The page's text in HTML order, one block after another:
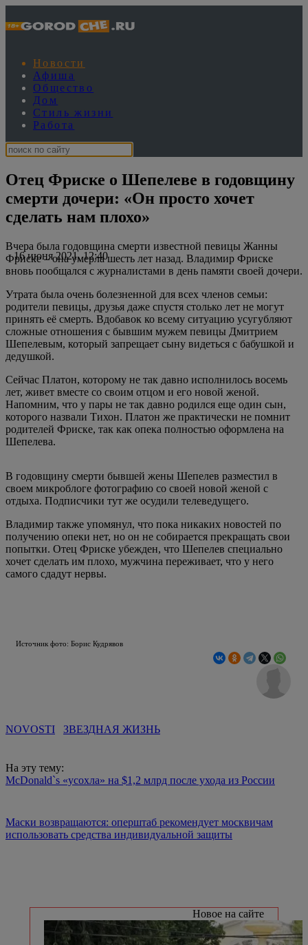
Новости
Афиша
Общество
Дом
Стиль жизни
Работа
Отец Фриске о Шепелеве в годовщину
смерти дочери: «Он просто хочет
сделать нам плохо»
16 июня 2021, 12:40
Вчера была годовщина смерти известной певицы Жанны
Фриске – она умерла шесть лет назад. Владимир Фриске
вновь пообщался с журналистами в день памяти своей дочери.
Утрата была очень болезненной для всех членов семьи:
родители певицы, друзья даже спустя столько лет не могут
принять её смерть. Вдобавок ко всему ситуацию усугубляют
сложные отношения с бывшим мужем певицы Дмитрием
Шепелевым, который запрещает сыну видеться с бабушкой и
дедушкой.
Сейчас Платон, которому не так давно исполнилось восемь
лет, живет вместе со своим отцом и его новой женой.
Напомним, что у пары не так давно родился еще один сын,
которого назвали Тихон. Платон же практически не помнит
родителей Фриске, так как опека полностью оформлена на
Шепелева.
В годовщину смерти бывшей жены Шепелев разместил в
своем микроблоге фотографию со своей новой женой с
отдыха. Подписчики тут же осудили телеведущего.
Владимир также упомянул, что пока никаких новостей по
получению опеки нет, но он не собирается прекращать свои
попытки. Отец Фриске убежден, что Шепелев специально
хочет сделать им плохо, мужчина переживает, что у него
самого сдадут нервы.
Источник фото: Борис Кудрявов
NOVOSTI ЗВЕЗДНАЯ ЖИЗНЬ
На эту тему:
McDonald`s «усохла» на $1,2 млрд после ухода из России
Маски возвращаются: оперштаб рекомендует москвичам
использовать средства индивидуальной защиты
Новое на сайте